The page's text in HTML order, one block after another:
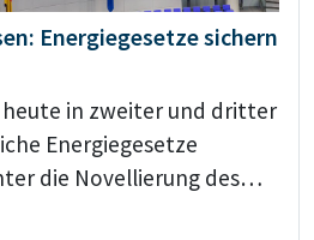
Energiegesetze sichern
heute in zweiter und dritter
Energiegesetze
die Novellierung des…